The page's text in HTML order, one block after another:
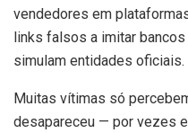
vendedores em
links falsos a imitar
simulam entidades oficiais.
Muitas vítimas só
desapareceu — por vezes